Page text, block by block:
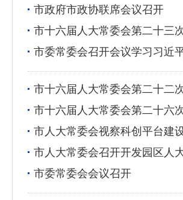
市政府市政协联席会议召开
市十六届人大常委会第二十三
市委常委会召开会议学习习近
市十六届人大常委会第二十二
市十六届人大常委会第二十六
市人大常委会视察科创平台建
市人大常委会召开开发园区人
市委常委会会议召开